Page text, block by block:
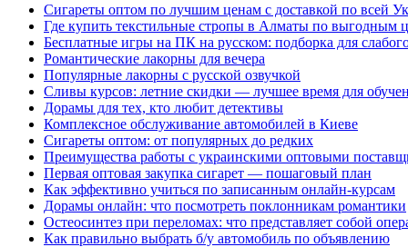
Сигареты оптом по лучшим ценам с доставкой по всей
Где купить текстильные стропы в Алматы по выгодным
Бесплатные игры на ПК на русском: подборка для
Романтические лакорны для вечера
Популярные лакорны с русской озвучкой
Сливы курсов: летние скидки — лучшее время для
Дорамы для тех, кто любит детективы
Комплексное обслуживание автомобилей в Киеве
Сигареты оптом: от популярных до редких
Преимущества работы с украинскими оптовыми
Первая оптовая закупка сигарет — пошаговый план
Как эффективно учиться по записанным онлайн-курсам
Дорамы онлайн: что посмотреть поклонникам романтики
Остеосинтез при переломах: что представляет собой
Как правильно выбрать б/у автомобиль по объявлению